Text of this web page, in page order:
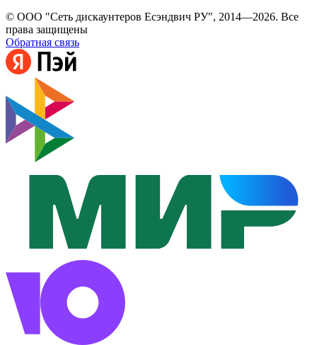
© ООО "Сеть дискаунтеров Есэндвич РУ", 2014—2026. Все
права защищены
Обратная связь